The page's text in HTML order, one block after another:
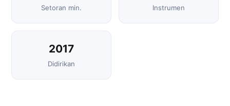
Setoran min. Instrumen
2017
Didirikan